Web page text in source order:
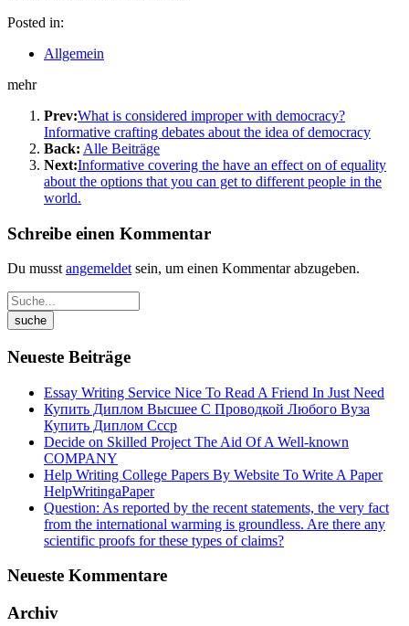
Posted in:
Allgemein
mehr
Prev:What is considered improper with democracy?
Informative crafting debates about the idea of democracy
Back: Alle Beiträge
Next:Informative covering the have an effect on of equality
about the options that you can get to different people in the
world.
Schreibe einen Kommentar
Du musst angemeldet sein, um einen Kommentar abzugeben.
Neueste Beiträge
Essay Writing Service Nice To Read A Friend In Just Need
Купить Диплом Высшее С Проводкой Любого Вуза
Купить Диплом Ссср
Decide on Skilled Project The Aid Of A Well-known
COMPANY
Help Writing College Papers By Website To Write A Paper
HelpWritingaPaper
Question: As reported by the recent statements, the very fact
from the international warming is groundless. Are there any
scientific proofs for these types of claims?
Neueste Kommentare
Archiv